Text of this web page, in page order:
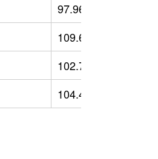
97.96
109.68
102.75
104.49